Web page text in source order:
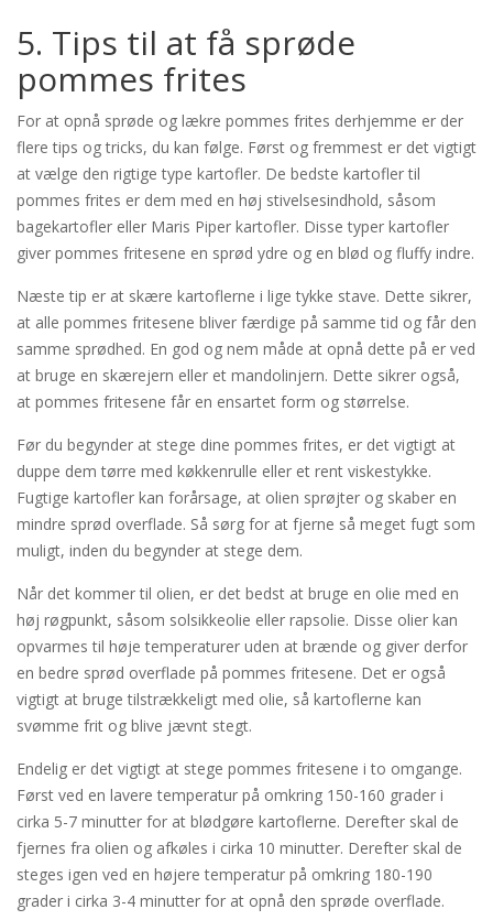
5. Tips til at få sprøde
pommes frites
For at opnå sprøde og lækre pommes frites derhjemme er der
flere tips og tricks, du kan følge. Først og fremmest er det vigtigt
at vælge den rigtige type kartofler. De bedste kartofler til
pommes frites er dem med en høj stivelsesindhold, såsom
bagekartofler eller Maris Piper kartofler. Disse typer kartofler
giver pommes fritesene en sprød ydre og en blød og fluffy indre.
Næste tip er at skære kartoflerne i lige tykke stave. Dette sikrer,
at alle pommes fritesene bliver færdige på samme tid og får den
samme sprødhed. En god og nem måde at opnå dette på er ved
at bruge en skærejern eller et mandolinjern. Dette sikrer også,
at pommes fritesene får en ensartet form og størrelse.
Før du begynder at stege dine pommes frites, er det vigtigt at
duppe dem tørre med køkkenrulle eller et rent viskestykke.
Fugtige kartofler kan forårsage, at olien sprøjter og skaber en
mindre sprød overflade. Så sørg for at fjerne så meget fugt som
muligt, inden du begynder at stege dem.
Når det kommer til olien, er det bedst at bruge en olie med en
høj røgpunkt, såsom solsikkeolie eller rapsolie. Disse olier kan
opvarmes til høje temperaturer uden at brænde og giver derfor
en bedre sprød overflade på pommes fritesene. Det er også
vigtigt at bruge tilstrækkeligt med olie, så kartoflerne kan
svømme frit og blive jævnt stegt.
Endelig er det vigtigt at stege pommes fritesene i to omgange.
Først ved en lavere temperatur på omkring 150-160 grader i
cirka 5-7 minutter for at blødgøre kartoflerne. Derefter skal de
fjernes fra olien og afkøles i cirka 10 minutter. Derefter skal de
steges igen ved en højere temperatur på omkring 180-190
grader i cirka 3-4 minutter for at opnå den sprøde overflade.